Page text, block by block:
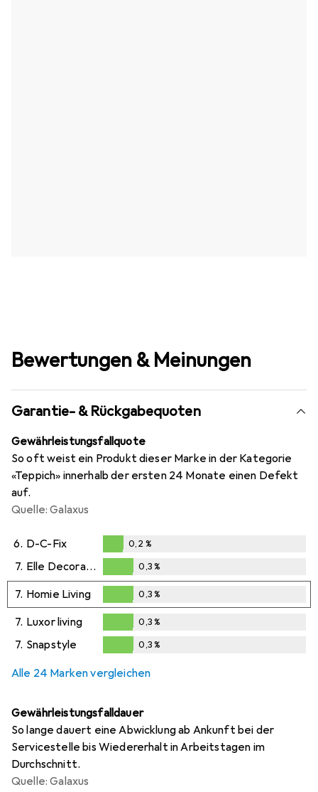
Bewertungen & Meinungen
Garantie- & Rückgabequoten
Gewährleistungsfallquote
So oft weist ein Produkt dieser Marke in der Kategorie
«Teppich» innerhalb der ersten 24 Monate einen Defekt
auf.
Quelle: Galaxus
6. D-C-Fix
0,2%
0,2 %
7. Elle Decoration
0,3%
0,3%
7. Homie Living
0,3%
0,3%
7. Luxor living
0,3%
0,3%
7. Snapstyle 0,3%
Alle 24 Marken vergleichen
Gewährleistungsfalldauer
So lange dauert eine Abwicklung ab Ankunft bei der
Servicestelle bis Wiedererhalt in Arbeitstagen im
Durchschnitt.
Quelle: Galaxus